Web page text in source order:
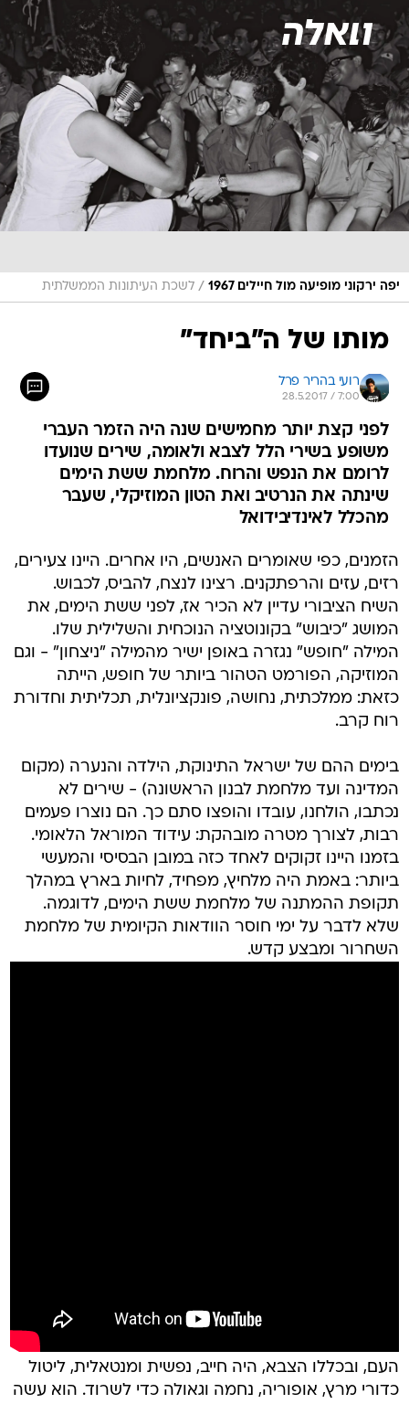
יפה ירקוני מופיעה מול חיילים 1967 / לשכת העיתונות הממשלתית
מותו של ה"ביחד"
רועי בהריר פרל
28.5.2017 / 7:00
לפני קצת יותר מחמישים שנה היה הזמר העברי
משופע בשירי הלל לצבא ולאומה, שירים שנועדו
לרומם את הנפש והרוח. מלחמת ששת הימים
שינתה את הנרטיב ואת הטון המוזיקלי, שעבר
מהכלל לאינדיבידואל
הזמנים, כפי שאומרים האנשים, היו אחרים. היינו צעירים,
רזים, עזים והרפתקנים. רצינו לנצח, להביס, לכבוש.
השיח הציבורי עדיין לא הכיר אז, לפני ששת הימים, את
המושג "כיבוש" בקונוטציה הנוכחית והשלילית שלו.
המילה "חופש" נגזרה באופן ישיר מהמילה "ניצחון" - וגם
המוזיקה, הפורמט הטהור ביותר של חופש, הייתה
כזאת: ממלכתית, נחושה, פונקציונלית, תכליתית וחדורת
רוח קרב.
בימים ההם של ישראל התינוקת, הילדה והנערה (מקום
המדינה ועד מלחמת לבנון הראשונה) - שירים לא
נכתבו, הולחנו, עובדו והופצו סתם כך. הם נוצרו פעמים
רבות, לצורך מטרה מובהקת: עידוד המוראל הלאומי.
בזמנו היינו זקוקים לאחד כזה במובן הבסיסי והמעשי
ביותר: באמת היה מלחיץ, מפחיד, לחיות בארץ במהלך
תקופת ההמתנה של מלחמת ששת הימים, לדוגמה.
שלא לדבר על ימי חוסר הוודאות הקיומית של מלחמת
השחרור ומבצע קדש.
העם, ובכללו הצבא, היה חייב, נפשית ומנטאלית, ליטול
כדורי מרץ, אופוריה, נחמה וגאולה כדי לשרוד. הוא עשה